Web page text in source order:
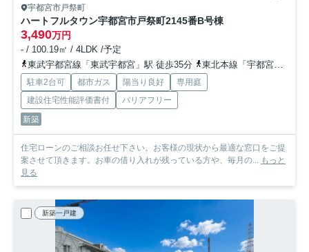
宇都宮市戸祭町
ハートフルタウン宇都宮市戸祭町2145番B号棟
3,490万円
- / 100.19㎡ / 4LDK /予定
東武宇都宮線「東武宇都宮」駅 徒歩35分
東北本線「宇都宮」駅 徒歩50分
駐車2台可 都市ガス 陽当り良好
専用庭
建設住宅性能評価書付
バリアフリー
新築
住宅ローンのご相談お任せ下さい。お客様の現状から最適な窓口をご提
案させて頂きます。お車の借り入れが残っている方や、毎月の... もっと
見る
新築一戸建